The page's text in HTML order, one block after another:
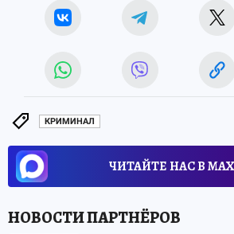
КРИМИНАЛ
ЧИТАЙТЕ НАС В